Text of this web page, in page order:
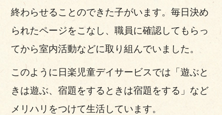
終わらせることのできた子がいます。毎日決め
られたページをこなし、職員に確認してもらっ
てから室内活動などに取り組んでいました。
このように日楽児童デイサービスでは「遊ぶと
きは遊ぶ、宿題をするときは宿題をする」など
メリハリをつけて生活しています。